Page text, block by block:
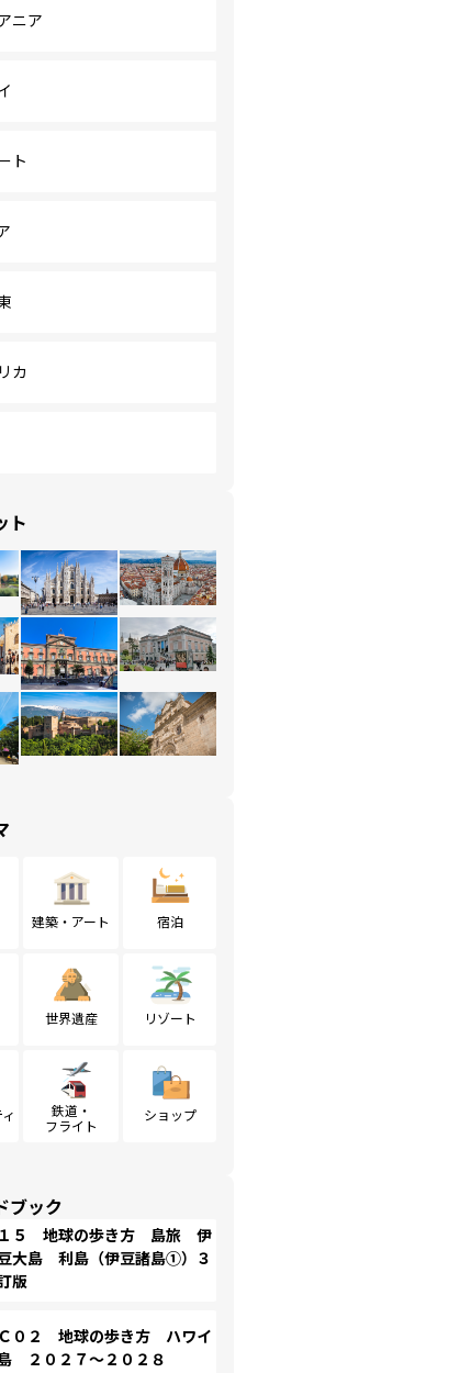
ニア
ト
カ
ト
建築・アート 宿泊
世界遺産 リゾート
鉄道・
フライト
ショップ
ブック
１５ 地球の歩き方 島旅 伊
大島 利島（伊豆諸島①）３
版
Ｃ０２ 地球の歩き方 ハワイ
２０２７～２０２８